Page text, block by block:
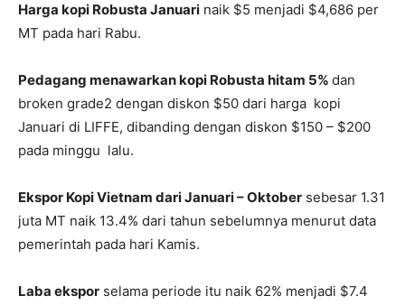
Harga kopi Robusta Januari naik $5 menjadi $4,686 per
MT pada hari Rabu.
Pedagang menawarkan kopi Robusta hitam 5% dan
broken grade2 dengan diskon $50 dari harga kopi
Januari di LIFFE, dibanding dengan diskon $150 – $200
pada minggu lalu.
Ekspor Kopi Vietnam dari Januari – Oktober sebesar 1.31
juta MT naik 13.4% dari tahun sebelumnya menurut data
pemerintah pada hari Kamis.
Laba ekspor selama periode itu naik 62% menjadi $7.4